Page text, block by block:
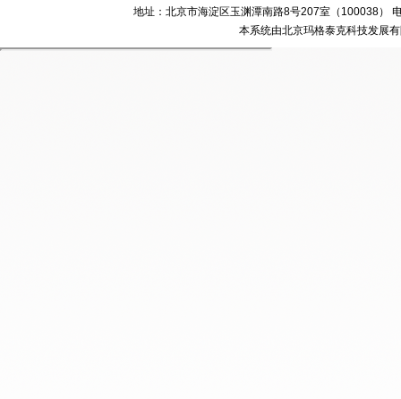
地址：北京市海淀区玉渊潭南路8号207室（100038）
本系统由北京玛格泰克科技发展